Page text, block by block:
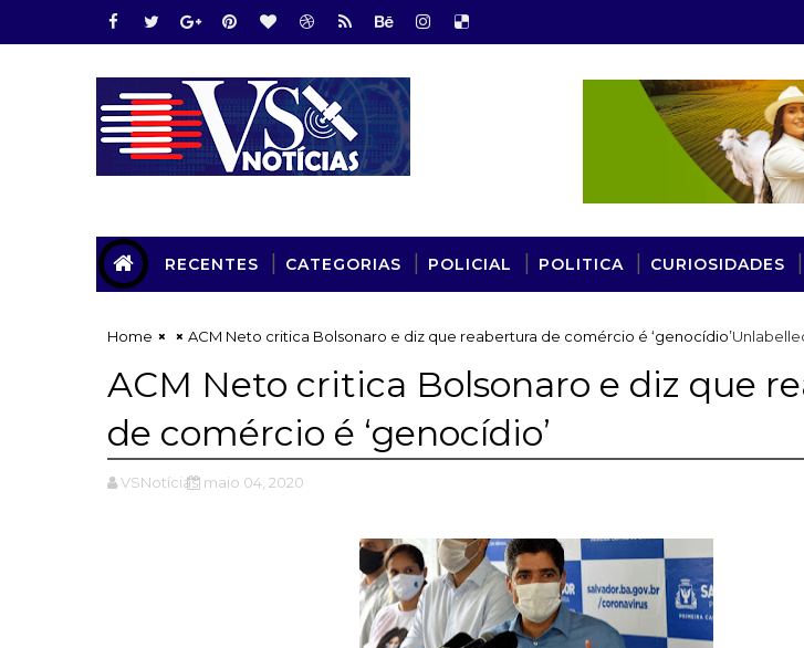
RECENTES CATEGORIAS POLICIAL POLITICA CURIOSIDADES
Home ACM Neto critica Bolsonaro e diz que reabertura de comércio é ‘genocídio’
ACM Neto critica Bolsonaro e diz que
de comércio é ‘genocídio’
VSNotícias maio 04, 2020